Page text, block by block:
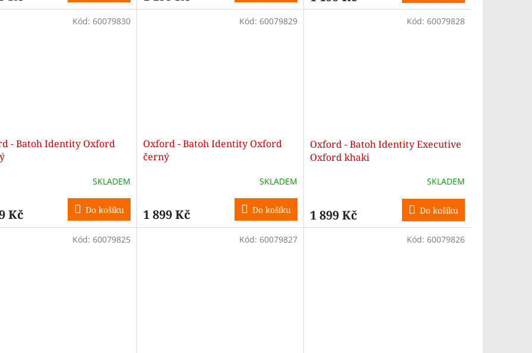
- Batoh Identity Oxford
SKLADEM
Kč Do košíku
Kód: 60079830
Oxford - Batoh Identity Oxford
černý
SKLADEM
1 899 Kč Do košíku
Kód: 60079829
Oxford - Batoh Identity Executive
Oxford khaki
SKLADEM
1 899 Kč Do košíku
Kód: 60079828
Kód: 60079825 Kód: 60079827 Kód: 60079826